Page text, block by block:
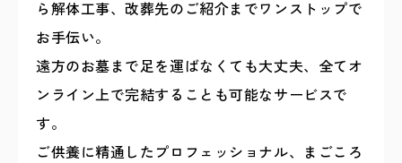
ら解体工事、改葬先のご紹介までワンストップで
お手伝い。
遠方のお墓まで足を運ばなくても大丈夫、全てオ
ンライン上で完結することも可能なサービスで
す。
ご供養に精通したプロフェッショナル、まごころ